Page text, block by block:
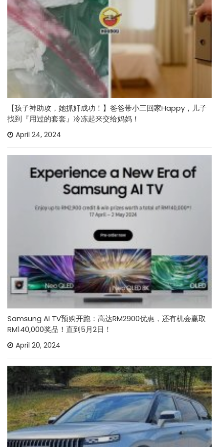
【孩子神助攻，她抓奸成功！】爸爸带小三回家Happy，儿子
找到『用过的套套』冷冻起来交给妈妈！
April 24, 2024
Samsung AI TV预购开跑：高达RM2900优惠，还有机会赢取
RM140,000奖品！直到5月2日！
April 20, 2024